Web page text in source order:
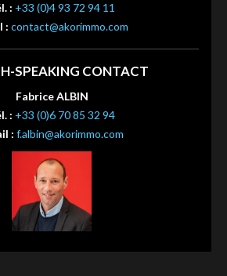
: +33 (0)4 93 72 94 11
: contact@akorimmo.com
SPEAKING CONTACT
Fabrice ALBIN
: +33 (0)6 70 85 32 94
: f.albin@akorimmo.com